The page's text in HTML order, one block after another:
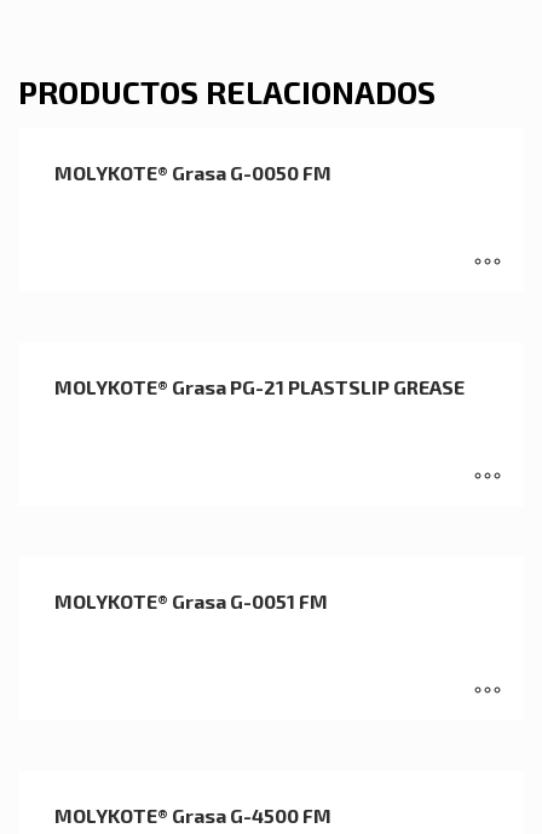
PRODUCTOS RELACIONADOS
MOLYKOTE® Grasa G-0050 FM
MOLYKOTE® Grasa PG-21 PLASTSLIP GREASE
MOLYKOTE® Grasa G-0051 FM
MOLYKOTE® Grasa G-4500 FM